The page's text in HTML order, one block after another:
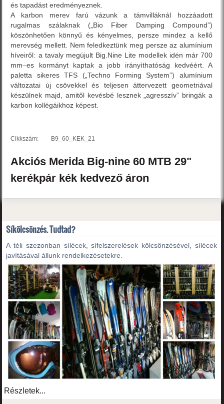
és tapadást eredményeznek.
A karbon merev farú vázunk a támvilláknál hozzáadott
rugalmas szálaknak („Bio Fiber Damping Compound”)
köszönhetően könnyű és kényelmes, persze mindez a kellő
merevség mellett. Nem feledkeztünk meg persze az alumínium
híveiről: a tavaly megújult Big.Nine Lite modellek idén már 700
mm–es kormányt kaptak a jobb irányíthatóság kedvéért. A
paletta sikeres TFS („Techno Forming System”) alumínium
változatai új csövekkel és teljesen áttervezett geometriával
készülnek majd, amitől kevésbé lesznek „agresszív” bringák a
karbon kollégáikhoz képest.
Cikkszám: B9_60_KEK_21
Akciós Merida Big-nine 60 MTB 29"
kerékpár kék kedvező áron
Síkölcsönzés. Tudtad?
A téli szezonban sílécek, sífelszerelések kölcsönzésével, sílécek
javításával állunk rendelkezésetekre.
Részletek...